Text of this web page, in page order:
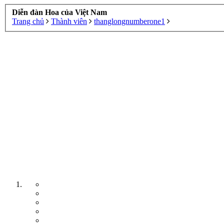
Diễn đàn Hoa của Việt Nam
Trang chủ
Thành viên thanglongnumberone1